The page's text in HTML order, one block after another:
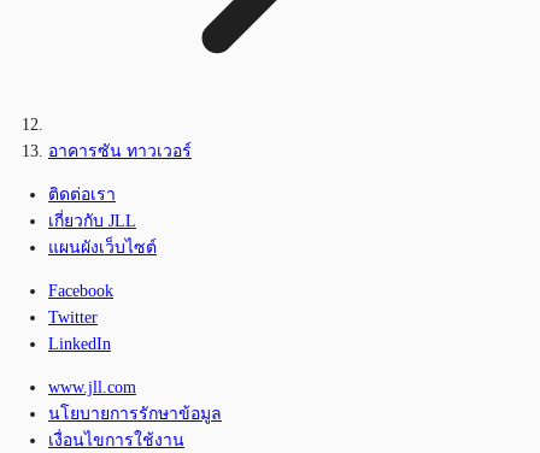
อาคารซัน ทาวเวอร์
ติดต่อเรา
เกี่ยวกับ JLL
แผนผังเว็บไซต์
Facebook
Twitter
LinkedIn
www.jll.com
นโยบายการรักษาข้อมูล
เงื่อนไขการใช้งาน